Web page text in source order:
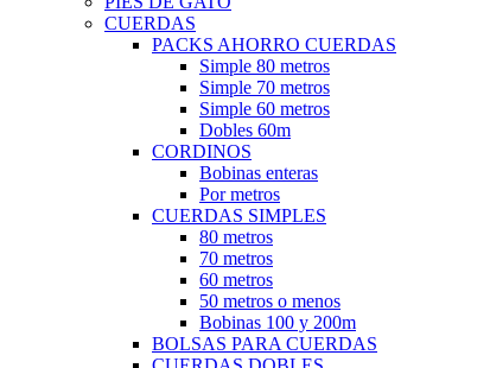
CUERDAS
PACKS AHORRO CUERDAS
Simple 80 metros
Simple 70 metros
Simple 60 metros
Dobles 60m
CORDINOS
Bobinas enteras
Por metros
CUERDAS SIMPLES
80 metros
70 metros
60 metros
50 metros o menos
Bobinas 100 y 200m
BOLSAS PARA CUERDAS